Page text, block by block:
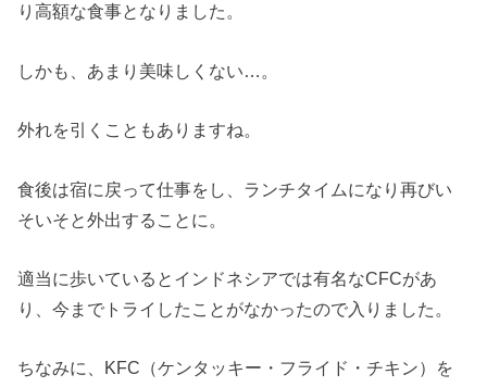
り高額な食事となりました。
しかも、あまり美味しくない…。
外れを引くこともありますね。
食後は宿に戻って仕事をし、ランチタイムになり再びい
そいそと外出することに。
適当に歩いているとインドネシアでは有名なCFCがあ
り、今までトライしたことがなかったので入りました。
ちなみに、KFC（ケンタッキー・フライド・チキン）を